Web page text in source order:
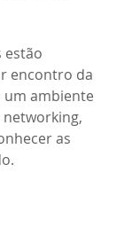
estão
encontro da
ambiente
as